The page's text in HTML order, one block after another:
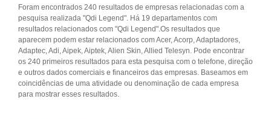
Foram encontrados 240 resultados de empresas relacionadas com a
pesquisa realizada "Qdi Legend". Há 19 departamentos com
resultados relacionados com "Qdi Legend".Os resultados que
aparecem podem estar relacionados com Acer, Acorp, Adaptadores,
Adaptec, Adi, Aipek, Aiptek, Alien Skin, Allied Telesyn. Pode encontrar
os 240 primeiros resultados para esta pesquisa com o telefone, direção
e outros dados comerciais e financeiros das empresas. Baseamos em
coincidências de uma atividade ou denominação de cada empresa
para mostrar esses resultados.